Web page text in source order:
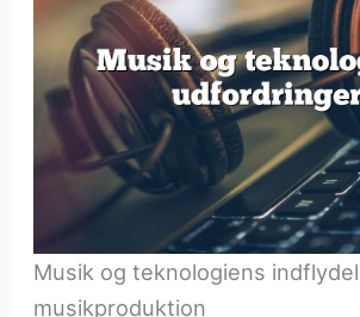
Musik og teknologiens
musikproduktion